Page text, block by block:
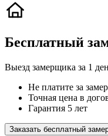
Бесплатный
Выезд замерщика за 1
Не платите за замер
Точная цена в
Гарантия 5 лет
Заказать бесплатный